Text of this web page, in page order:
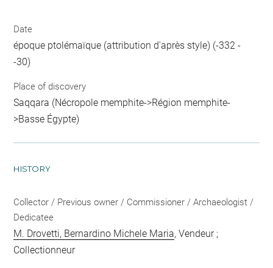
Date
époque ptolémaïque (attribution d'après style) (-332 -
-30)
Place of discovery
Saqqara (Nécropole memphite->Région memphite-
>Basse Égypte)
HISTORY
Collector / Previous owner / Commissioner / Archaeologist /
Dedicatee
M. Drovetti, Bernardino Michele Maria, Vendeur ;
Collectionneur